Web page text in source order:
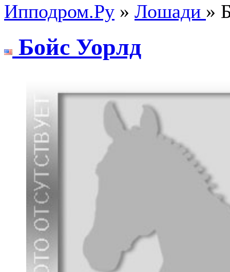
Ипподром.Ру » Лошади »
Бойс Уоpлд